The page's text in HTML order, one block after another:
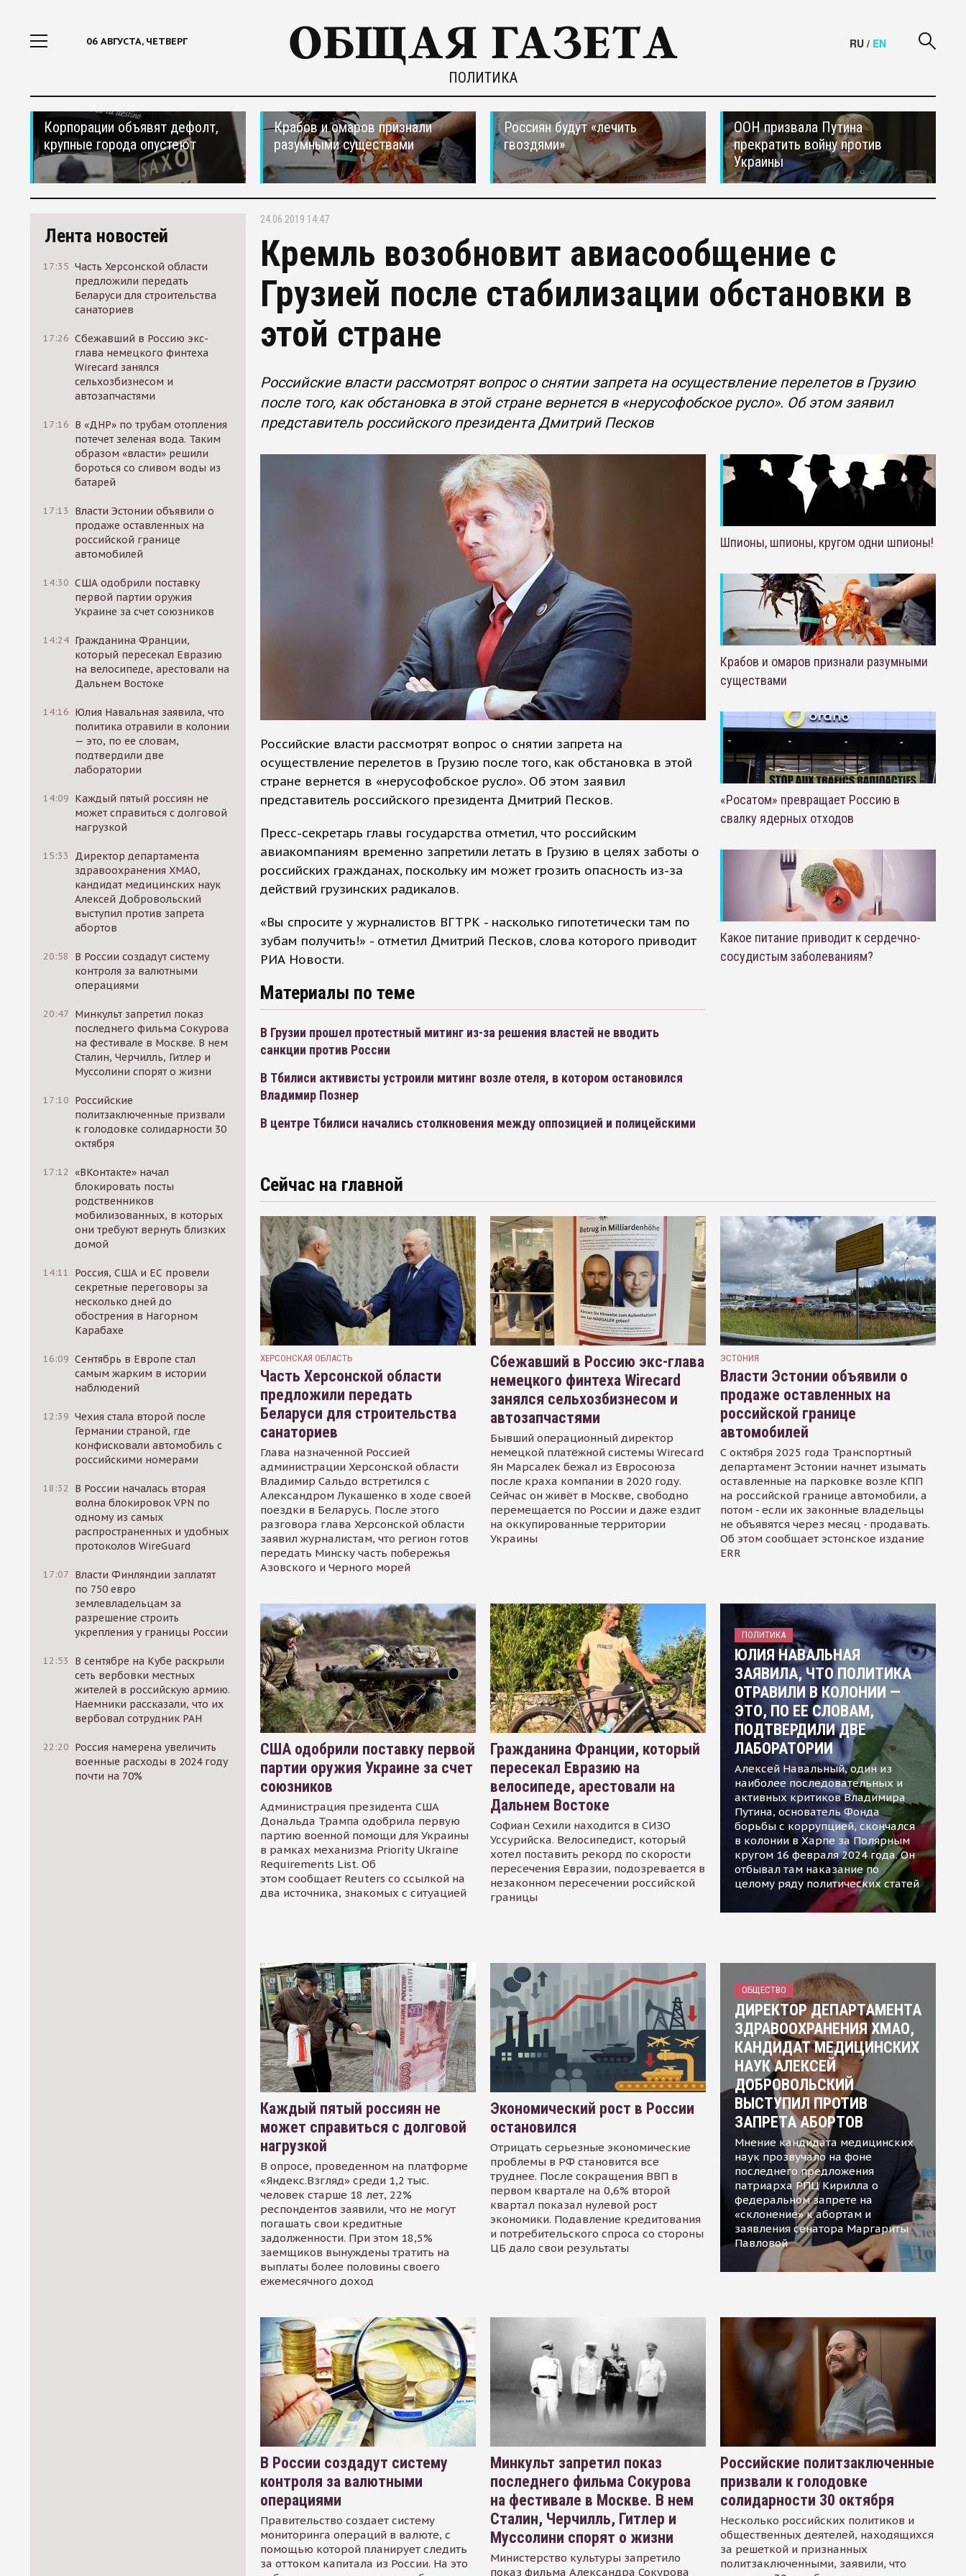
06 АВГУСТА, ЧЕТВЕРГ
ПОЛИТИКА
RU / EN
Корпорации объявят дефолт,
крупные города опустеют
Крабов и омаров признали
разумными существами
Россиян будут «лечить
гвоздями»
ООН призвала Путина
прекратить войну против
Украины
Лента новостей
17:35 Часть Херсонской области
предложили передать
Беларуси для строительства
санаториев
17:26 Сбежавший в Россию экс-
глава немецкого финтеха
Wirecard занялся
сельхозбизнесом и
автозапчастями
17:16 В «ДНР» по трубам отопления
потечет зеленая вода. Таким
образом «власти» решили
бороться со сливом воды из
батарей
17:13
Власти Эстонии объявили о
продаже оставленных на
российской границе
автомобилей
14:30 США одобрили поставку
первой партии оружия
Украине за счет союзников
14:24 Гражданина Франции,
который пересекал Евразию
на велосипеде, арестовали на
Дальнем Востоке
14:16 Юлия Навальная заявила, что
политика отравили в колонии
— это, по ее словам,
подтвердили две
лаборатории
14:09 Каждый пятый россиян не
может справиться с долговой
нагрузкой
15:33
Директор департамента
здравоохранения ХМАО,
кандидат медицинских наук
Алексей Добровольский
выступил против запрета
абортов
20:58
В России создадут систему
контроля за валютными
операциями
20:47 Минкульт запретил показ
последнего фильма Сокурова
на фестивале в Москве. В нем
Сталин, Черчилль, Гитлер и
Муссолини спорят о жизни
17:10 Российские
политзаключенные призвали
к голодовке солидарности 30
октября
17:12 «ВКонтакте» начал
блокировать посты
родственников
мобилизованных, в которых
они требуют вернуть близких
домой
14:11
Россия, США и ЕС провели
секретные переговоры за
несколько дней до
обострения в Нагорном
Карабахе
16:09 Сентябрь в Европе стал
самым жарким в истории
наблюдений
12:39 Чехия стала второй после
Германии страной, где
конфисковали автомобиль с
российскими номерами
18:32
В России началась вторая
волна блокировок VPN по
одному из самых
распространенных и удобных
протоколов WireGuard
17:07 Власти Финляндии заплатят
по 750 евро
землевладельцам за
разрешение строить
укрепления у границы России
12:53
В сентябре на Кубе раскрыли
сеть вербовки местных
жителей в российскую армию.
Наемники рассказали, что их
вербовал сотрудник РАН
22:20 Россия намерена увеличить
военные расходы в 2024 году
почти на 70%
24.06.2019 14:47
Кремль возобновит авиасообщение с
Грузией после стабилизации обстановки в
этой стране
Российские власти рассмотрят вопрос о снятии запрета на осуществление перелетов в Грузию
после того, как обстановка в этой стране вернется в «нерусофобское русло». Об этом заявил
представитель российского президента Дмитрий Песков
Российские власти рассмотрят вопрос о снятии запрета на
осуществление перелетов в Грузию после того, как обстановка в этой
стране вернется в «нерусофобское русло». Об этом заявил
представитель российского президента Дмитрий Песков.
Пресс-секретарь главы государства отметил, что российским
авиакомпаниям временно запретили летать в Грузию в целях заботы о
российских гражданах, поскольку им может грозить опасность из-за
действий грузинских радикалов.
«Вы спросите у журналистов ВГТРК - насколько гипотетически там по
зубам получить!» - отметил Дмитрий Песков, слова которого приводит
РИА Новости.
Материалы по теме
В Грузии прошел протестный митинг из-за решения властей не вводить
санкции против России
В Тбилиси активисты устроили митинг возле отеля, в котором остановился
Владимир Познер
В центре Тбилиси начались столкновения между оппозицией и полицейскими
Шпионы, шпионы, кругом одни шпионы!
Крабов и омаров признали разумными
существами
«Росатом» превращает Россию в
свалку ядерных отходов
Какое питание приводит к сердечно-
сосудистым заболеваниям?
Сейчас на главной
ХЕРСОНСКАЯ ОБЛАСТЬ
Часть Херсонской области
предложили передать
Беларуси для строительства
санаториев
Глава назначенной Россией
администрации Херсонской области
Владимир Сальдо встретился с
Александром Лукашенко в ходе своей
поездки в Беларусь. После этого
разговора глава Херсонской области
заявил журналистам, что регион готов
передать Минску часть побережья
Азовского и Черного морей
Сбежавший в Россию экс-глава
немецкого финтеха Wirecard
занялся сельхозбизнесом и
автозапчастями
Бывший операционный директор
немецкой платёжной системы Wirecard
Ян Марсалек бежал из Евросоюза
после краха компании в 2020 году.
Сейчас он живёт в Москве, свободно
перемещается по России и даже ездит
на оккупированные территории
Украины
ЭСТОНИЯ
Власти Эстонии объявили о
продаже оставленных на
российской границе
автомобилей
С октября 2025 года Транспортный
департамент Эстонии начнет изымать
оставленные на парковке возле КПП
на российской границе автомобили, а
потом - если их законные владельцы
не объявятся через месяц - продавать.
Об этом сообщает эстонское издание
ERR
США одобрили поставку первой
партии оружия Украине за счет
союзников
Администрация президента США
Дональда Трампа одобрила первую
партию военной помощи для Украины
в рамках механизма Priority Ukraine
Requirements List. Об
этом сообщает Reuters со ссылкой на
два источника, знакомых с ситуацией
Гражданина Франции, который
пересекал Евразию на
велосипеде, арестовали на
Дальнем Востоке
Софиан Сехили находится в СИЗО
Уссурийска. Велосипедист, который
хотел поставить рекорд по скорости
пересечения Евразии, подозревается в
незаконном пересечении российской
границы
ПОЛИТИКА
ЮЛИЯ НАВАЛЬНАЯ
ЗАЯВИЛА, ЧТО ПОЛИТИКА
ОТРАВИЛИ В КОЛОНИИ —
ЭТО, ПО ЕЕ СЛОВАМ,
ПОДТВЕРДИЛИ ДВЕ
ЛАБОРАТОРИИ
Алексей Навальный, один из
наиболее последовательных и
активных критиков Владимира
Путина, основатель Фонда
борьбы с коррупцией, скончался
в колонии в Харпе за Полярным
кругом 16 февраля 2024 года. Он
отбывал там наказание по
целому ряду политических статей
Каждый пятый россиян не
может справиться с долговой
нагрузкой
В опросе, проведенном на платформе
«Яндекс.Взгляд» среди 1,2 тыс.
человек старше 18 лет, 22%
респондентов заявили, что не могут
погашать свои кредитные
задолженности. При этом 18,5%
заемщиков вынуждены тратить на
выплаты более половины своего
ежемесячного доход
Экономический рост в России
остановился
Отрицать серьезные экономические
проблемы в РФ становится все
труднее. После сокращения ВВП в
первом квартале на 0,6% второй
квартал показал нулевой рост
экономики. Подавление кредитования
и потребительского спроса со стороны
ЦБ дало свои результаты
ОБЩЕСТВО
ДИРЕКТОР ДЕПАРТАМЕНТА
ЗДРАВООХРАНЕНИЯ ХМАО,
КАНДИДАТ МЕДИЦИНСКИХ
НАУК АЛЕКСЕЙ
ДОБРОВОЛЬСКИЙ
ВЫСТУПИЛ ПРОТИВ
ЗАПРЕТА АБОРТОВ
Мнение кандидата медицинских
наук прозвучало на фоне
последнего предложения
патриарха РПЦ Кирилла о
федеральном запрете на
«склонение» к абортам и
заявления сенатора Маргариты
Павловой
В России создадут систему
контроля за валютными
операциями
Правительство создает систему
мониторинга операций в валюте, с
помощью которой планирует следить
за оттоком капитала из России. На это
Минкульт запретил показ
последнего фильма Сокурова
на фестивале в Москве. В нем
Сталин, Черчилль, Гитлер и
Муссолини спорят о жизни
Министерство культуры запретило
показ фильма Александра Сокурова
Российские политзаключенные
призвали к голодовке
солидарности 30 октября
Несколько российских политиков и
общественных деятелей, находящихся
за решеткой и признанных
политзаключенными, заявили, что